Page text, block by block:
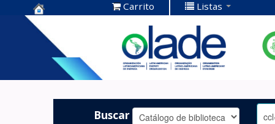
Centro de
Documentación
OLADE -
Carrito Listas
Buscar